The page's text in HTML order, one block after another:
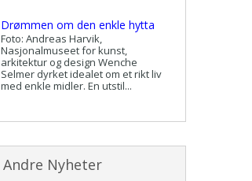
Drømmen om den enkle hytta
Foto: Andreas Harvik,
Nasjonalmuseet for kunst,
arkitektur og design Wenche
Selmer dyrket idealet om et rikt liv
med enkle midler. En utstil...
Andre Nyheter